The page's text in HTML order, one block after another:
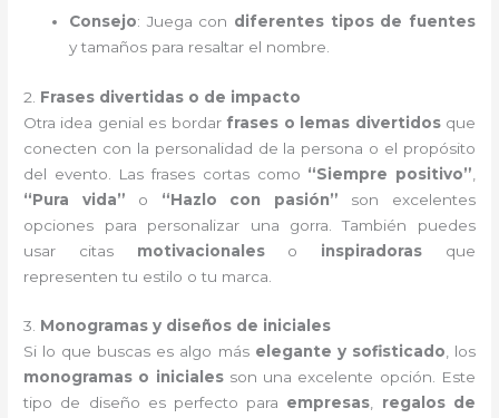
Consejo: Juega con diferentes tipos de fuentes
y tamaños para resaltar el nombre.
2. Frases divertidas o de impacto
Otra idea genial es bordar frases o lemas divertidosque
conecten con la personalidad de la persona o el propósito
del evento. Las frases cortas como “Siempre positivo”
“Pura vida” o “Hazlo con pasión” son excelentes
opciones para personalizar una gorra. También puedes
usar citas motivacionaleso inspiradoras que
representen tu estilo o tu marca.
3. Monogramas y diseños de iniciales
Si lo que buscas es algo más elegante y sofisticado, los
monogramas o inicialesson una excelente opción. Este
tipo de diseño es perfecto para empresas, regalos de